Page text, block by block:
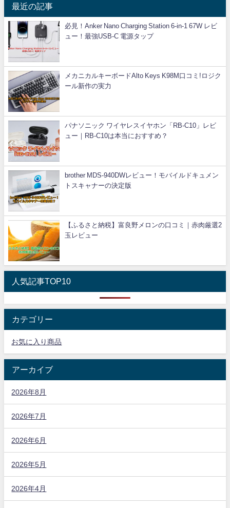
最近の記事
必見！Anker Nano Charging Station 6-in-1 67W レビ
ュー！最強USB-C 電源タップ
メカニカルキーボードAlto Keys K98M口コミ!ロジク
ール新作の実力
パナソニック ワイヤレスイヤホン「RB-C10」レビ
ュー｜RB-C10は本当におすすめ？
brother MDS-940DWレビュー！モバイルドキュメン
トスキャナーの決定版
【ふるさと納税】富良野メロンの口コミ｜赤肉厳選2
玉レビュー
人気記事TOP10
カテゴリー
お気に入り商品
アーカイブ
2026年8月
2026年7月
2026年6月
2026年5月
2026年4月